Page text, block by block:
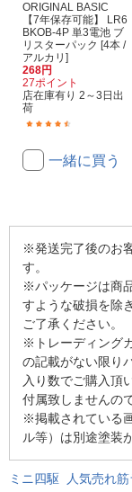
ORIGINAL BASIC
【7年保存可能】 LR6
BKOB-4P 単3電池 ブ
リスターパック [4本 /
アルカリ]
268円
27ポイント
店在庫有り 2～3日出
荷
一緒に買う
※発送完了後のお
す。
※パッケージは商
すような破損を除
ご了承ください。
※トレーディング
の記載がない限り
入り数でご購入頂
付属致しませんの
※掲載されている
ル等）は別途塗装
ミニ四駆 人気売れ